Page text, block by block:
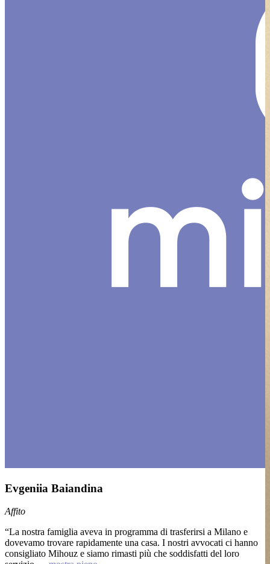
Evgeniia Baiandina
Affito
“La nostra famiglia aveva in programma di trasferirsi a Milano e
dovevamo trovare rapidamente una casa. I nostri avvocati ci hanno
consigliato Mihouz e siamo rimasti più che soddisfatti del loro